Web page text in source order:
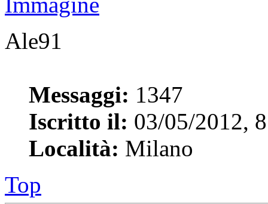
Ale91
Messaggi: 1347
Iscritto il: 03/05/2012,
Località: Milano
Top